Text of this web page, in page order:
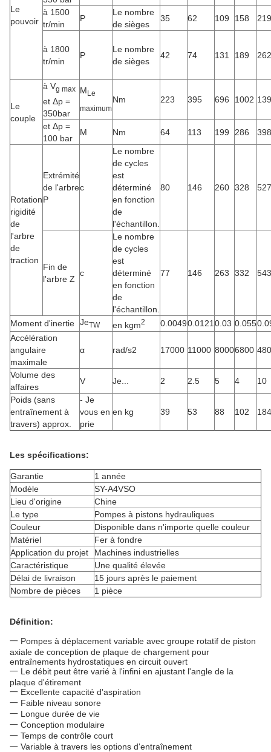
Le
pouvoir
à 1500
tr/min
P
Le nombre
de sièges
35 62 109 158 219
à 1800
tr/min
P
Le nombre
de sièges
42 74 131 189 262
Le
couple
à Vg max
et Δp =
350bar
MLe
maximum
Nm 223 395 696 1002
et Δp =
100 bar
M Nm 64 113 199 286 398
Rotation
rigidité
de
l'arbre
de
traction
Extrémité
de l'arbre
P
c
Le nombre
de cycles
est
déterminé
en fonction
de
l'échantillon.
80 146 260 328 527
Fin de
l'arbre Z
c
Le nombre
de cycles
est
déterminé
en fonction
de
l'échantillon.
77 146 263 332 543
Moment d'inertie JeTW en kgm2 0.00490.0121 0.03 0.055
Accélération
angulaire
maximale
α rad/s2 17000 11000 80006800
Volume des
affaires
V Je... 2 2.5 5 4
10
Poids (sans
entraînement à
travers) approx.
- Je
vous en
prie
en kg 39 53 88 102 184
Les spécifications:
Garantie
1 année
Modèle
SY-A4VSO
Lieu d'origine
Chine
Le type
Pompes à pistons hydrauliques
Couleur
Disponible dans n'importe quelle couleur
Matériel
Fer à fondre
Application du projet
Machines industrielles
Caractéristique
Une qualité élevée
Délai de livraison
15 jours après le paiement
Nombre de pièces
1 pièce
Définition:
一 Pompes à déplacement variable avec groupe rotatif de piston
axiale de conception de plaque de chargement pour
entraînements hydrostatiques en circuit ouvert
一 Le débit peut être varié à l'infini en ajustant l'angle de la
plaque d'étirement
一 Excellente capacité d'aspiration
一 Faible niveau sonore
一 Longue durée de vie
一 Conception modulaire
一 Temps de contrôle court
一 Variable à travers les options d'entraînement